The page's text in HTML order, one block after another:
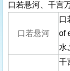
口若悬河、千言
口若悬河
口
of
水
千